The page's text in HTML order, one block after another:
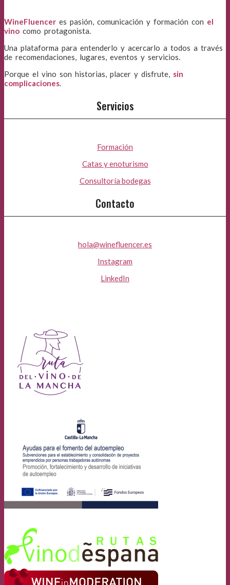
WineFluencer es pasión, comunicación y formación con el
vino como protagonista.
Una plataforma para entenderlo y acercarlo a todos a través
de recomendaciones, lugares, eventos y servicios.
Porque el vino son historias, placer y disfrute, sin
complicaciones.
Servicios
Formación
Catas y enoturismo
Consultoría bodegas
Contacto
hola@winefluencer.es
Instagram
LinkedIn